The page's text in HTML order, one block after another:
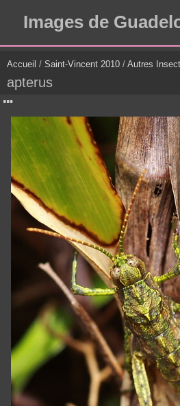
Images de
Accueil / Saint-Vincent 2010 / Autres
apterus